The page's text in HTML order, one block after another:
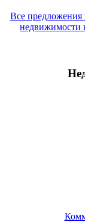
Все предложения
недвижимости